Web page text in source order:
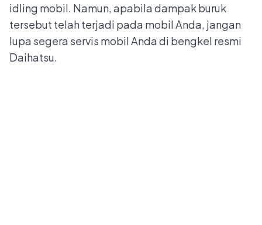
idling mobil. Namun, apabila dampak buruk
tersebut telah terjadi pada mobil Anda, jangan
lupa segera servis mobil Anda di bengkel resmi
Daihatsu.